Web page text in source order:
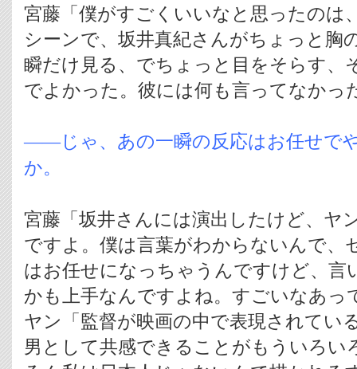
宮藤「僕がすごくいいなと思ったのは
シーンで、坂井真紀さんがちょっと胸
瞬だけ見る、でちょっと目をそらす、
でよかった。彼には何も言ってなかっ
――じゃ、あの一瞬の反応はお任せで
か。
宮藤「坂井さんには演出したけど、ヤ
ですよ。僕は言葉がわからないんで、
はお任せになっちゃうんですけど、言
かも上手なんですよね。すごいなあっ
ヤン「監督が映画の中で表現されてい
男として共感できることがもういろい